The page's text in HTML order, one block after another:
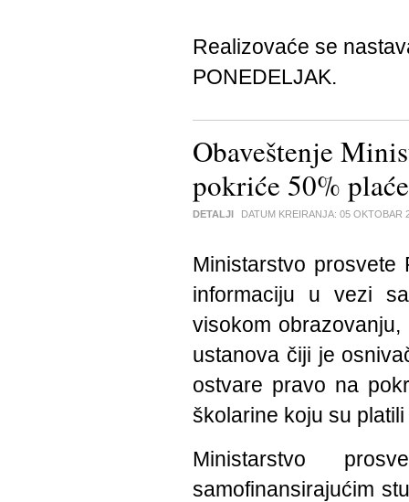
Realizovaće se
PONEDELJAK.
Obaveštenje
pokriće 50%
DETALJI DATUM KREIRANJA: 05 OKTOBAR
Ministarstvo
informaciju u vezi
visokom
ustanova čiji je
ostvare pravo na
školarine koju su
Ministarstvo
samofinansirajućim